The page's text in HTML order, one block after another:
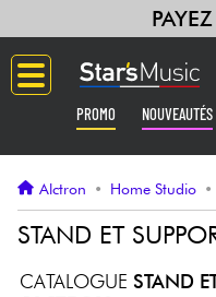
PROMO NOUVEAUTÉS
Guitares & Basses
Amplis & Effets
Alctron • Home Studio •
STAND ET
CATALOGUE STAND